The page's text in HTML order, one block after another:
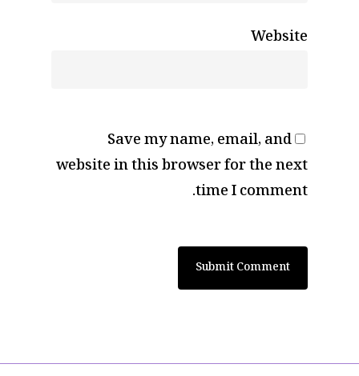
Website
Save my name, email, and
website in this browser for the next
time I comment.